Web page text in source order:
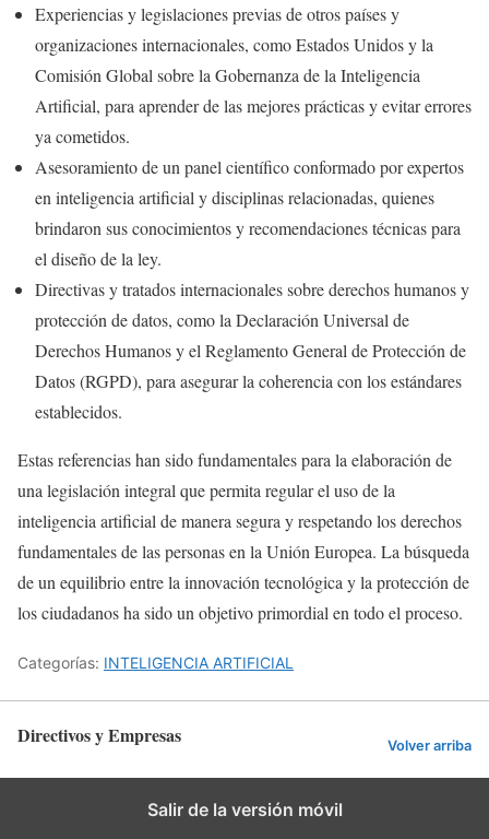
Experiencias y legislaciones previas de otros países y
organizaciones internacionales, como Estados Unidos y la
Comisión Global sobre la Gobernanza de la Inteligencia
Artificial, para aprender de las mejores prácticas y evitar errores
ya cometidos.
Asesoramiento de un panel científico conformado por expertos
en inteligencia artificial y disciplinas relacionadas, quienes
brindaron sus conocimientos y recomendaciones técnicas para
el diseño de la ley.
Directivas y tratados internacionales sobre derechos humanos y
protección de datos, como la Declaración Universal de
Derechos Humanos y el Reglamento General de Protección de
Datos (RGPD), para asegurar la coherencia con los estándares
establecidos.
Estas referencias han sido fundamentales para la elaboración de
una legislación integral que permita regular el uso de la
inteligencia artificial de manera segura y respetando los derechos
fundamentales de las personas en la Unión Europea. La búsqueda
de un equilibrio entre la innovación tecnológica y la protección de
los ciudadanos ha sido un objetivo primordial en todo el proceso.
Categorías: INTELIGENCIA ARTIFICIAL
Directivos y Empresas Volver arriba
Salir de la versión móvil